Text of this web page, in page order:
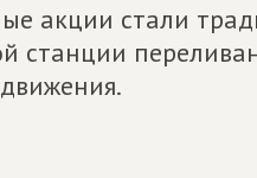
акции стали
станции